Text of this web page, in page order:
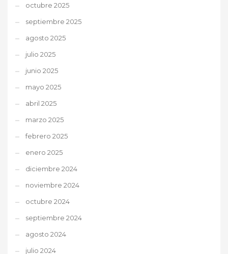
octubre 2025
septiembre 2025
agosto 2025
julio 2025
junio 2025
mayo 2025
abril 2025
marzo 2025
febrero 2025
enero 2025
diciembre 2024
noviembre 2024
octubre 2024
septiembre 2024
agosto 2024
julio 2024